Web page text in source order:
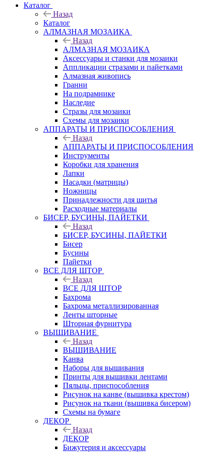
Каталог
Назад
Каталог
АЛМАЗНАЯ МОЗАИКА
Назад
АЛМАЗНАЯ МОЗАИКА
Аксессуары и станки для мозаики
Аппликации стразами и пайетками
Алмазная живопись
Гранни
На подрамнике
Наследие
Стразы для мозаики
Схемы для мозаики
АППАРАТЫ И ПРИСПОСОБЛЕНИЯ
Назад
АППАРАТЫ И ПРИСПОСОБЛЕНИЯ
Инструменты
Коробки для хранения
Лапки
Насадки (матрицы)
Ножницы
Принадлежности для шитья
Расходные материалы
БИСЕР, БУСИНЫ, ПАЙЕТКИ
Назад
БИСЕР, БУСИНЫ, ПАЙЕТКИ
Бисер
Бусины
Пайетки
ВСЕ ДЛЯ ШТОР
Назад
ВСЕ ДЛЯ ШТОР
Бахрома
Бахрома металлизированная
Ленты шторные
Шторная фурнитура
ВЫШИВАНИЕ
Назад
ВЫШИВАНИЕ
Канва
Наборы для вышивания
Принты для вышивки лентами
Пяльцы, приспособления
Рисунок на канве (вышивка крестом)
Рисунок на ткани (вышивка бисером)
Схемы на бумаге
ДЕКОР
Назад
ДЕКОР
Бижутерия и аксессуары